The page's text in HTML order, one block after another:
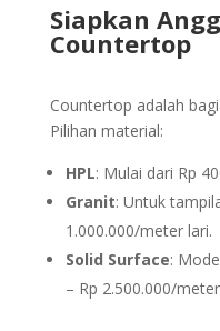
Siapkan
Countertop
Countertop adalah
Pilihan material:
HPL: Mulai dari Rp
Granit: Untuk
1.000.000/meter lari.
Solid Surface:
– Rp 2.500.000/